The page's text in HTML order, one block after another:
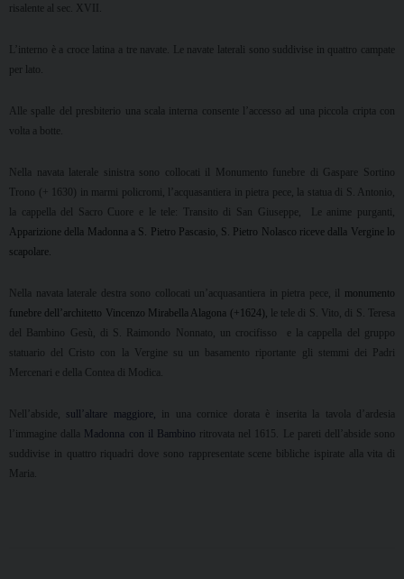
risalente al sec. XVII.
L’interno è a croce latina a tre navate. Le navate laterali sono suddivise in quattro campate
per lato.
Alle spalle del presbiterio una scala interna consente l’accesso ad una piccola cripta con
volta a botte.
Nella navata laterale sinistra sono collocati il Monumento funebre di Gaspare Sortino
Trono (+ 1630) in marmi policromi, l’acquasantiera in pietra pece, la statua di S. Antonio,
la cappella del Sacro Cuore e le tele: Transito di San Giuseppe,
Le anime purganti,
Apparizione della Madonna a S. Pietro Pascasio S. Pietro Nolasco riceve dalla Vergine lo
scapolare
Nella navata laterale destra sono collocati un’acquasantiera in pietra pece, il monumento
funebre dell’architetto Vincenzo Mirabella Alagona (+1624) le tele di S. Vito, di S. Teresa
del Bambino Gesù, di S. Raimondo Nonnato, un crocifisso
e la cappella del gruppo
statuario del Cristo con la Verginesu un basamento riportante gli stemmi dei Padri
Mercenari e della Contea di Modica.
Nell’abside, sull’altare maggiore,
in una cornice dorata è inserita la tavola d’ardesia
l’immagine dalla Madonna con il Bambino ritrovata nel 1615. Le pareti dell’abside sono
suddivise in quattro riquadri dove sono rappresentate scene bibliche ispirate alla vita di
Maria.